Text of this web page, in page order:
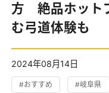
方 絶品ホット
む弓道体験も
2024年08月14日
#おすすめ #岐阜県